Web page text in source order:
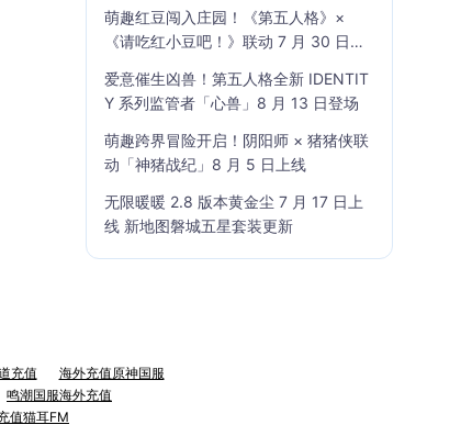
萌趣红豆闯入庄园！《第五人格》×
《请吃红小豆吧！》联动 7 月 30 日开
爱意催生凶兽！第五人格全新 IDENTIT
Y 系列监管者「心兽」8 月 13 日登场
萌趣跨界冒险开启！阴阳师 × 猪猪侠联
动「神猪战纪」8 月 5 日上线
无限暖暖 2.8 版本黄金尘 7 月 17 日上
线 新地图磐城五星套装更新
充值
海外充值原神国服
鸣潮国服海外充值
值猫耳FM